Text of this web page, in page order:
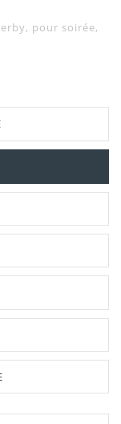
pour soirée,